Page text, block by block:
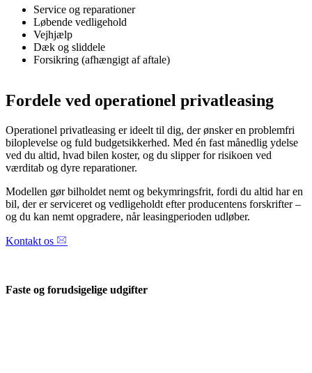
Service og reparationer
Løbende vedligehold
Vejhjælp
Dæk og sliddele
Forsikring (afhængigt af aftale)
Fordele ved operationel privatleasing
Operationel privatleasing er ideelt til dig, der ønsker en problemfri
biloplevelse og fuld budgetsikkerhed. Med én fast månedlig ydelse
ved du altid, hvad bilen koster, og du slipper for risikoen ved
værditab og dyre reparationer.
Modellen gør bilholdet nemt og bekymringsfrit, fordi du altid har en
bil, der er serviceret og vedligeholdt efter producentens forskrifter –
og du kan nemt opgradere, når leasingperioden udløber.
Kontakt os
Faste og forudsigelige udgifter